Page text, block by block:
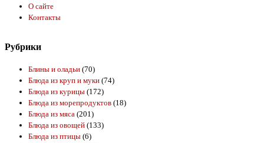
О сайте
Контакты
Рубрики
Блины и оладьи (70)
Блюда из круп и муки (74)
Блюда из курицы (172)
Блюда из морепродуктов (18)
Блюда из мяса (201)
Блюда из овощей (133)
Блюда из птицы (6)